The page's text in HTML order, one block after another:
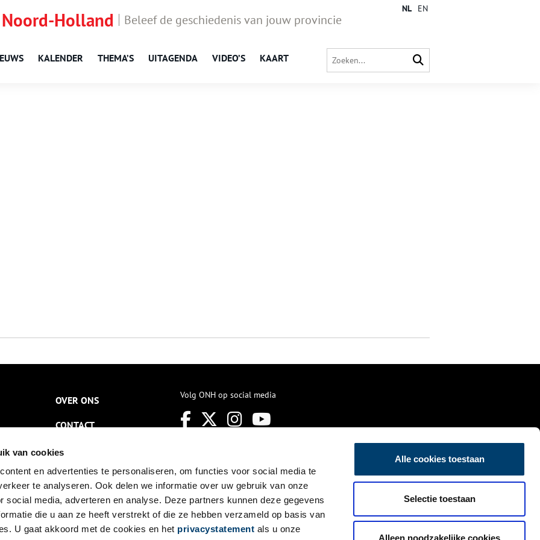
van cookies
en advertenties te personaliseren, om functies voor social media te
te analyseren. Ook delen we informatie over uw gebruik van onze
social media, adverteren en analyse. Deze partners kunnen deze gegevens
die u aan ze heeft verstrekt of die ze hebben verzameld op basis van
U gaat akkoord met de cookies en het privacystatement als u onze
Alle cookies toestaan
Selectie toestaan
Alleen noodzakelijke cookies
Holland Beleef de geschiedenis van jouw provincie
KALENDER THEMA’S UITAGENDA VIDEO’S KAART
NL EN
OVER ONS
CONTACT
NIEUWSBRIEF
DISCLAIMER
PRIVACY
TOEGANKELIJKHEID
Volg ONH op social media